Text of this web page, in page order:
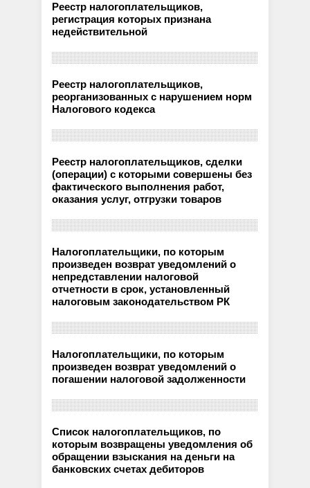
Реестр налогоплательщиков,
регистрация которых признана
недействительной
Реестр налогоплательщиков,
реорганизованных с нарушением норм
Налогового кодекса
Реестр налогоплательщиков, сделки
(операции) с которыми совершены без
фактического выполнения работ,
оказания услуг, отгрузки товаров
Налогоплательщики, по которым
произведен возврат уведомлений о
непредставлении налоговой
отчетности в срок, установленный
налоговым законодательством РК
Налогоплательщики, по которым
произведен возврат уведомлений о
погашении налоговой задолженности
Список налогоплательщиков, по
которым возвращены уведомления об
обращении взыскания на деньги на
банковских счетах дебиторов